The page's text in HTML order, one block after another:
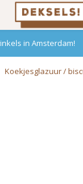
in Amsterdam!
Koekjesglazuur /